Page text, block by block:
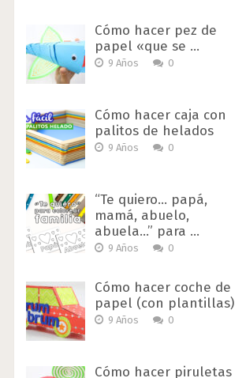
Cómo hacer pez de
papel «que se …
9 Años 0
Cómo hacer caja con
palitos de helados
9 Años 0
“Te quiero… papá,
mamá, abuelo,
abuela…” para …
9 Años 0
Cómo hacer coche de
papel (con plantillas)
9 Años 0
Cómo hacer piruletas